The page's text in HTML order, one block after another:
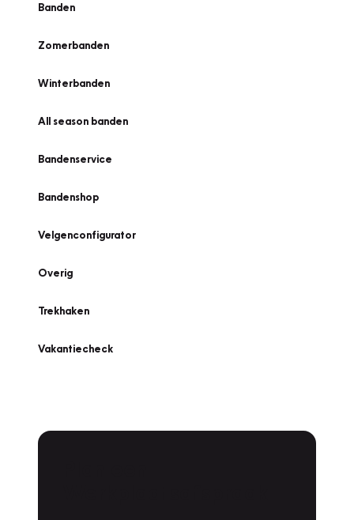
Banden
Zomerbanden
Winterbanden
All season banden
Bandenservice
Bandenshop
Velgenconfigurator
Overig
Trekhaken
Vakantiecheck